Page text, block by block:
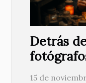
Detrás
historias
15 de